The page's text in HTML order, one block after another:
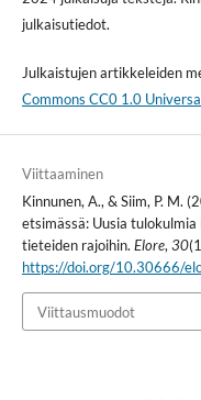
julkaisutiedot.
Julkaistujen artikkeleiden
Commons CC0 1.0
Viittaaminen
Kinnunen, A., & Siim, P. M.
etsimässä: Uusia
tieteiden rajoihin. Elore,30
https://doi.org/10.30666/
Viittausmuodot